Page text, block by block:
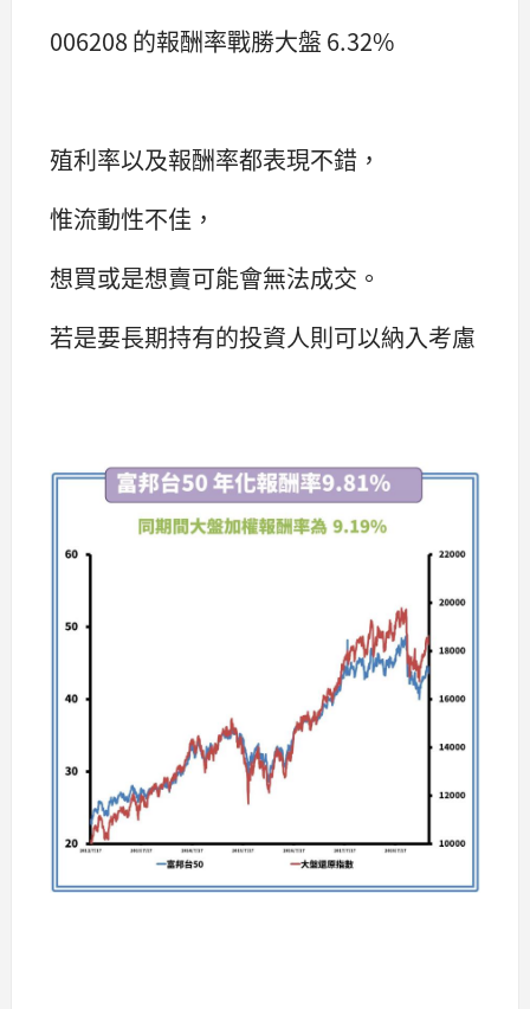
006208 的報酬率戰勝大盤 6.32%
殖利率以及報酬率都表現不錯，
惟流動性不佳，
想買或是想賣可能會無法成交。
若是要長期持有的投資人則可以納入考慮